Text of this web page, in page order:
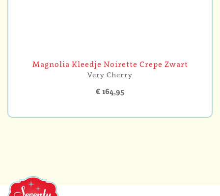
Magnolia Kleedje Noirette Crepe Zwart
Very Cherry
€ 164,95